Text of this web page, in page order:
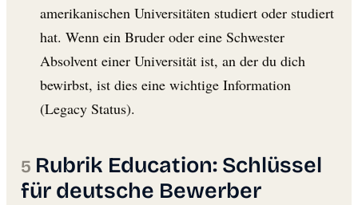
amerikanischen Universitäten studiert oder studiert
hat. Wenn ein Bruder oder eine Schwester
Absolvent einer Universität ist, an der du dich
bewirbst, ist dies eine wichtige Information
(Legacy Status).
Rubrik Education: Schlüssel
für deutsche Bewerber